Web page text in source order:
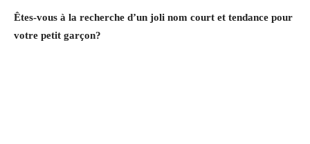
Êtes-vous à la recherche d’un joli nom court et tendance pour
votre petit garçon?